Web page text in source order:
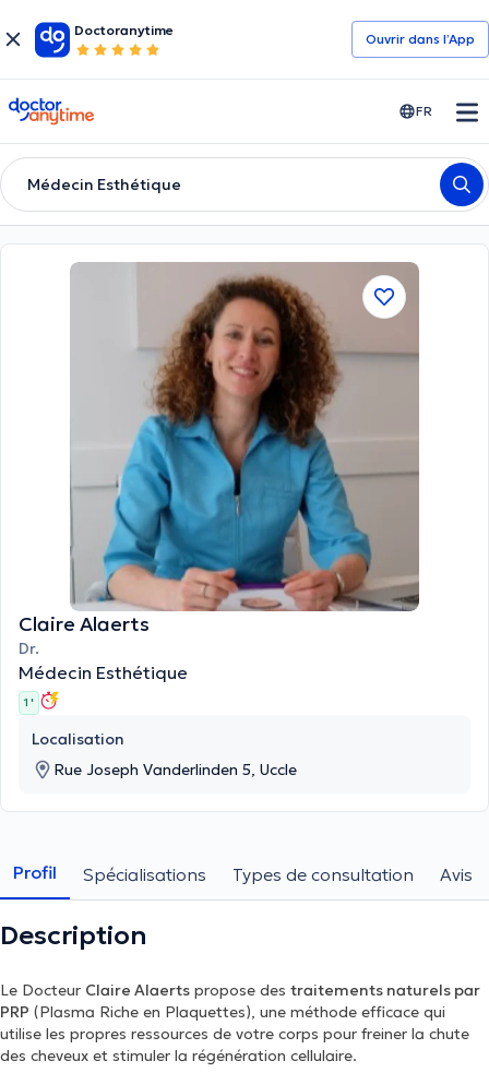
Doctoranytime
Ouvrir dans l’App
doctoranytime FR
Médecin Esthétique
Claire Alaerts
Dr.
Médecin Esthétique
1 '
Localisation
Rue Joseph Vanderlinden 5, Uccle
Profil Spécialisations Types de consultation Avis
Description
Le Docteur Claire Alaerts propose des traitements naturels par
PRP (Plasma Riche en Plaquettes), une méthode efficace qui
utilise les propres ressources de votre corps pour freiner la chute
des cheveux et stimuler la régénération cellulaire.